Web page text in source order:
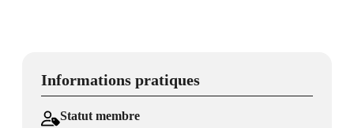
Informations pratiques
Statut membre